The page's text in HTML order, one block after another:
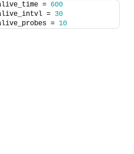
= 600
= 30
= 10